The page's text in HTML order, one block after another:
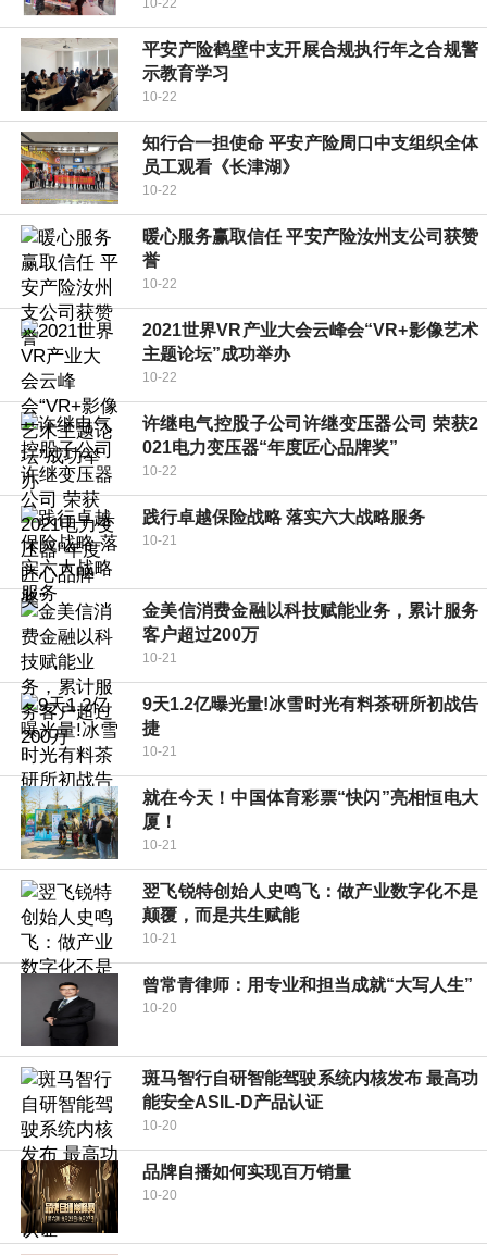
10-22
平安产险鹤壁中支开展合规执行年之合规警
示教育学习
10-22
知行合一担使命 平安产险周口中支组织全体
员工观看《长津湖》
10-22
暖心服务赢取信任 平安产险汝州支公司获赞
誉
10-22
2021世界VR产业大会云峰会“VR+影像艺术
主题论坛”成功举办
10-22
许继电气控股子公司许继变压器公司 荣获2
021电力变压器“年度匠心品牌奖”
10-22
践行卓越保险战略 落实六大战略服务
10-21
金美信消费金融以科技赋能业务，累计服务
客户超过200万
10-21
9天1.2亿曝光量!冰雪时光有料茶研所初战告
捷
10-21
就在今天！中国体育彩票“快闪”亮相恒电大
厦！
10-21
翌飞锐特创始人史鸣飞：做产业数字化不是
颠覆，而是共生赋能
10-21
曾常青律师：用专业和担当成就“大写人生”
10-20
斑马智行自研智能驾驶系统内核发布 最高功
能安全ASIL-D产品认证
10-20
品牌自播如何实现百万销量
10-20